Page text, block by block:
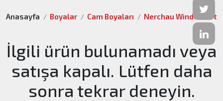
Anasayfa Boyalar Cam Boyaları Nerchau Window Art
İlgili ürün bulunamadı veya
satışa kapalı. Lütfen daha
sonra tekrar deneyin.